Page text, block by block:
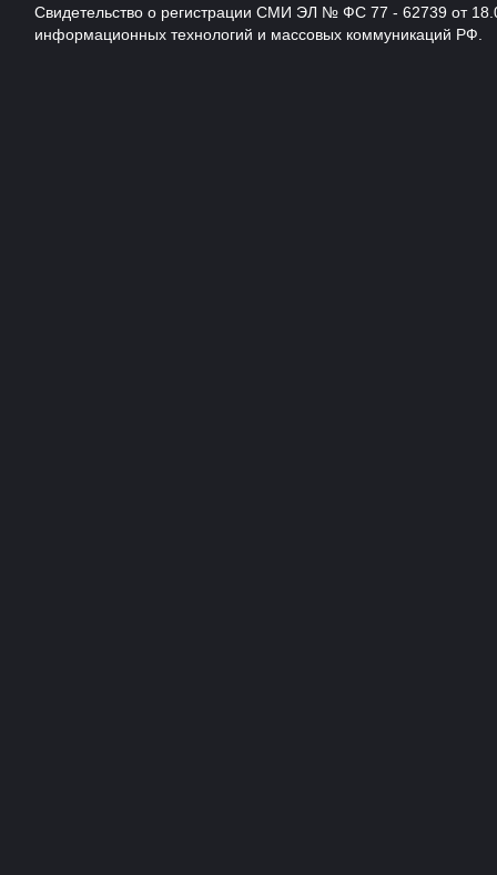
Свидетельство о регистрации СМИ ЭЛ № ФС 77 - 62739 от
информационных технологий и массовых коммуникаций РФ.